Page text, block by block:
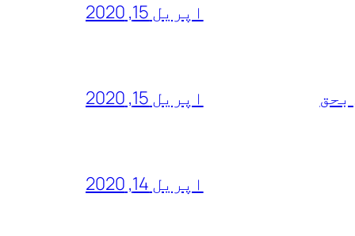
اپریل 15, 2020
بحق اپریل 15, 2020
اپریل 14, 2020